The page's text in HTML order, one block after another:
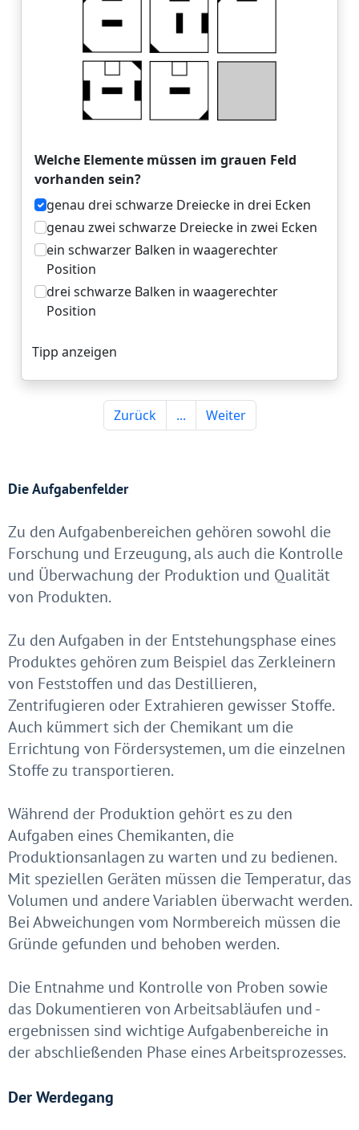
Die Aufgabenfelder
Zu den Aufgabenbereichen gehören sowohl die
Forschung und Erzeugung, als auch die Kontrolle
und Überwachung der Produktion und Qualität
von Produkten.
Zu den Aufgaben in der Entstehungsphase eines
Produktes gehören zum Beispiel das Zerkleinern
von Feststoffen und das Destillieren,
Zentrifugieren oder Extrahieren gewisser Stoffe.
Auch kümmert sich der Chemikant um die
Errichtung von Fördersystemen, um die einzelnen
Stoffe zu transportieren.
Während der Produktion gehört es zu den
Aufgaben eines Chemikanten, die
Produktionsanlagen zu warten und zu bedienen.
Mit speziellen Geräten müssen die Temperatur, das
Volumen und andere Variablen überwacht werden.
Bei Abweichungen vom Normbereich müssen die
Gründe gefunden und behoben werden.
Die Entnahme und Kontrolle von Proben sowie
das Dokumentieren von Arbeitsabläufen und -
ergebnissen sind wichtige Aufgabenbereiche in
der abschließenden Phase eines Arbeitsprozesses.
Der Werdegang